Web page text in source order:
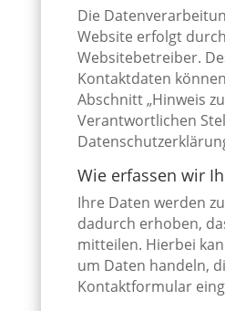
Die
Website erfolgt
Websitebetreiber.
Kontaktdaten
Abschnitt „Hinweis
Verantwortlichen
Wie erfassen wir
Ihre Daten werden
dadurch erhoben,
mitteilen. Hierbei
um Daten handeln,
Kontaktformular